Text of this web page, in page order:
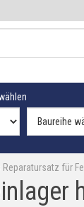
für